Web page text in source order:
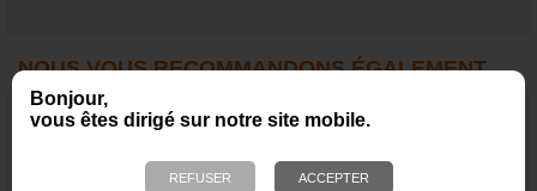
Bonjour,
vous êtes dirigé sur notre site mobile.
NOUS VOUS RECOMMANDONS ÉGALEMENT